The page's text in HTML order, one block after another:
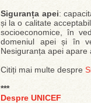
Siguranța apei:
și la o calitate
socioeconomice, în
domeniul apei și în
Nesiguranța apei
Citiți mai multe despre
***
Despre UNICEF